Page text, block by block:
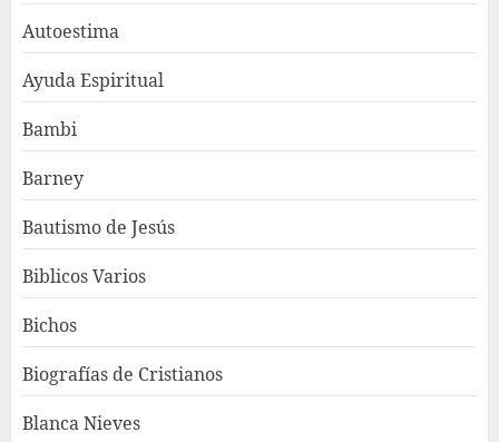
Autoestima
Ayuda Espiritual
Bambi
Barney
Bautismo de Jesús
Biblicos Varios
Bichos
Biografías de Cristianos
Blanca Nieves